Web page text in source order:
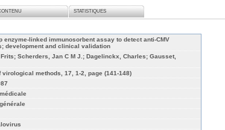
STATISTIQUES
enzyme-linked immunosorbent assay to detect anti-CMV
development and clinical validation
Scherders, Jan C M J.; Dagelinckx, Charles; Gausset,
virological methods, 17, 1-2, page (141-148)